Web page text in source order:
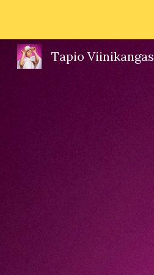
Tapio Viinikangas